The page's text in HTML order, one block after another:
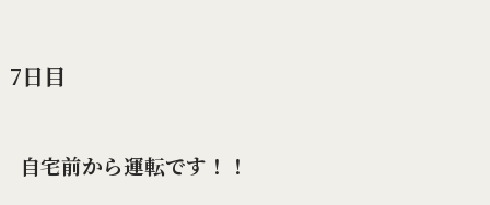
7日目
自宅前から運転です！！